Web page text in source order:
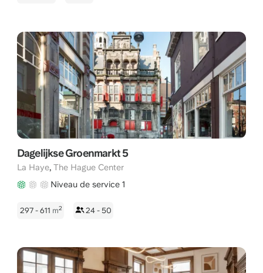
Dagelijkse Groenmarkt 5
La Haye, The Hague Center
Niveau de service 1
297 - 611 m2 24 - 50